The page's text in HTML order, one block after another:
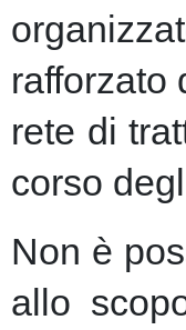
rafforzato
rete di
corso
Non è
allo